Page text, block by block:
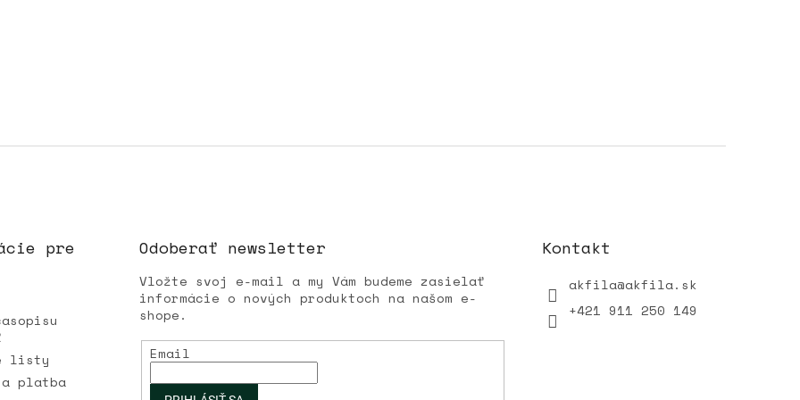
pre
listy
a platba
Odoberať newsletter
Vložte svoj e-mail a my Vám budeme zasielať
informácie o nových produktoch na našom e-
shope.
Email
Kontakt
akfila@akfila.sk
+421 911 250 149